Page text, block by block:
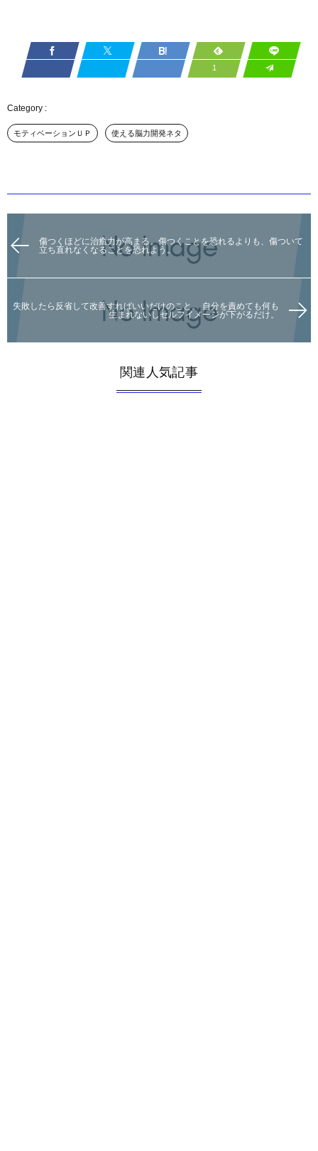
1
モティベーションＵＰ 使える脳力開発ネタ
傷つくほどに治癒力が高まる。傷つくことを恐れるよりも、傷ついて
立ち直れなくなることを恐れよう。
失敗したら反省して改善すればいいだけのこと。 自分を責めても何も
生まれないしセルフイメージが下がるだけ。
関連人気記事